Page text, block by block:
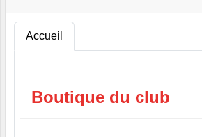
Accueil
Boutique du club